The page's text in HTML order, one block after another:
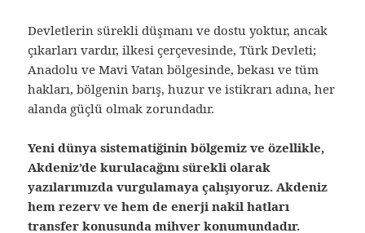
Devletlerin sürekli düşmanı ve dostu yoktur, ancak
çıkarları vardır, ilkesi çerçevesinde, Türk Devleti;
Anadolu ve Mavi Vatan bölgesinde, bekası ve tüm
hakları, bölgenin barış, huzur ve istikrarı adına, her
alanda güçlü olmak zorundadır.
Yeni dünya sistematiğinin bölgemiz ve özellikle,
Akdeniz’de kurulacağını sürekli olarak
yazılarımızda vurgulamaya çalışıyoruz. Akdeniz
hem rezerv ve hem de enerji nakil hatları
transfer konusunda mihver konumundadır.